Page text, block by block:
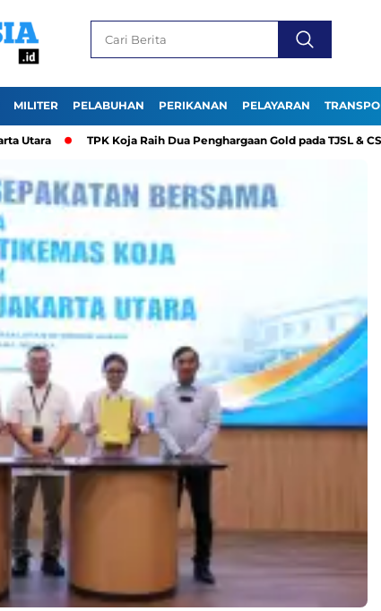
MILITER PELABUHAN PERIKANAN PELAYARAN
TPK Koja Raih Dua Penghargaan Gold pada TJSL & CSR Award